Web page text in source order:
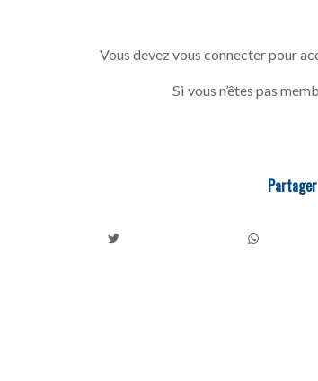
Vous devez vous connecter pour
Si vous n’êtes pas